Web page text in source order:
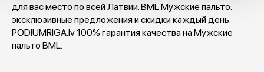
для вас место по всей Латвии. BML Мужские пальто:
эксклюзивные предложения и скидки каждый день.
PODIUMRIGA.lv 100% гарантия качества на Мужские
пальто BML.